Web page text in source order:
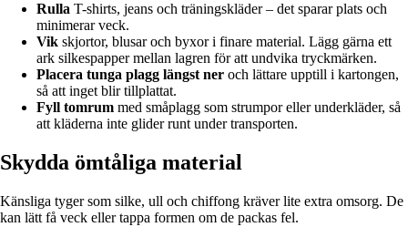
Rulla T-shirts, jeans och träningskläder – det sparar plats och
minimerar veck.
Vik skjortor, blusar och byxor i finare material. Lägg gärna ett
ark silkespapper mellan lagren för att undvika tryckmärken.
Placera tunga plagg längst ner och lättare upptill i kartongen,
så att inget blir tillplattat.
Fyll tomrum med småplagg som strumpor eller underkläder, så
att kläderna inte glider runt under transporten.
Skydda ömtåliga material
Känsliga tyger som silke, ull och chiffong kräver lite extra omsorg. De
kan lätt få veck eller tappa formen om de packas fel.